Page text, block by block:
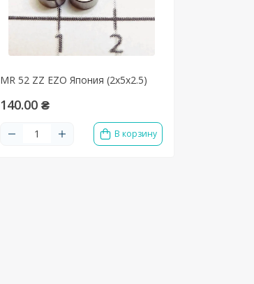
MR 52 ZZ EZO Япония (2х5х2.5)
140.00 ₴
В корзину